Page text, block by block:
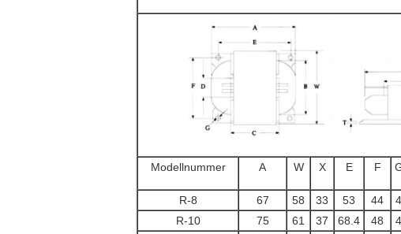
Modellnummer A W X E F
R-8 67 58 33 53 44 4
R-10
75 61 37 68.4 48 4